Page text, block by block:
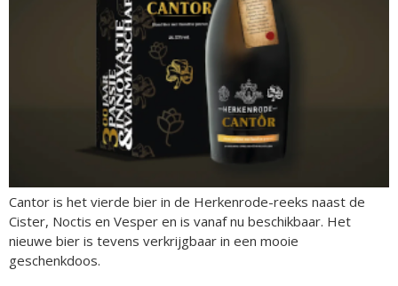
Cantor is het vierde bier in de Herkenrode-reeks naast de
Cister, Noctis en Vesper en is vanaf nu beschikbaar. Het
nieuwe bier is tevens verkrijgbaar in een mooie
geschenkdoos.